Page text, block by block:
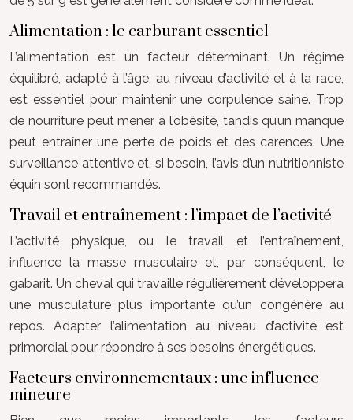
Alimentation : le carburant essentiel
L’alimentation est un facteur déterminant. Un régime
équilibré, adapté à l’âge, au niveau d’activité et à la race,
est essentiel pour maintenir une corpulence saine. Trop
de nourriture peut mener à l’obésité, tandis qu’un manque
peut entraîner une perte de poids et des carences. Une
surveillance attentive et, si besoin, l’avis d’un nutritionniste
équin sont recommandés.
Travail et entraînement : l’impact de l’activité
L’activité physique, ou le travail et l’entraînement,
influence la masse musculaire et, par conséquent, le
gabarit. Un cheval qui travaille régulièrement développera
une musculature plus importante qu’un congénère au
repos. Adapter l’alimentation au niveau d’activité est
primordial pour répondre à ses besoins énergétiques.
Facteurs environnementaux : une influence
mineure